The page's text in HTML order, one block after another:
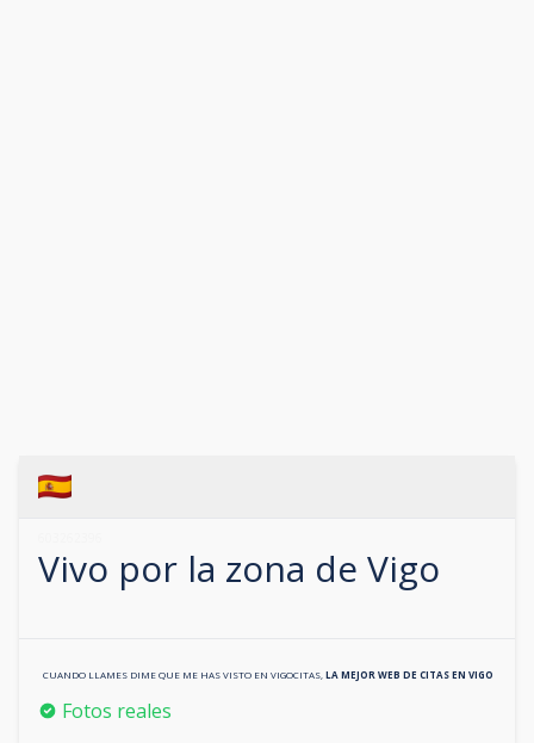
Vivo por la zona de Vigo
CUANDO LLAMES DIME QUE ME HAS VISTO EN VIGOCITAS LA MEJOR WEB DE CITAS EN VIGO
Fotos reales